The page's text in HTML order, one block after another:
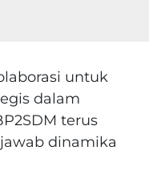
untuk
dalam
terus
dinamika